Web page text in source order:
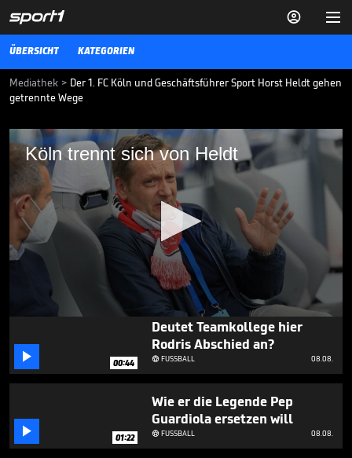


ÜBERSICHT KATEGORIEN
Mediathek > Der 1. FC Köln und Geschäftsführer Sport Horst Heldt gehen
getrennte Wege
Köln trennt sich von Heldt
of
seconds
Köln trennt sich von Heldt
Der 1. FC Köln und Geschäftsführer Sport Horst Heldt werden in der
neuen Saison nicht mehr zusammenarbeiten.
BUNDESLIGA MEDIATHEK HIGHLIGHTS
TV-Experte feiert ehrliche
Schiedsrichterin
3. LIGA MEDIATHEK HIGHLIGHTS 08.08.
 00:44
Deutet Teamkollege hier
Rodris Abschied an?
FUSSBALL 08.08.
 01:22
Wie er die Legende Pep
Guardiola ersetzen will
FUSSBALL 08.08.